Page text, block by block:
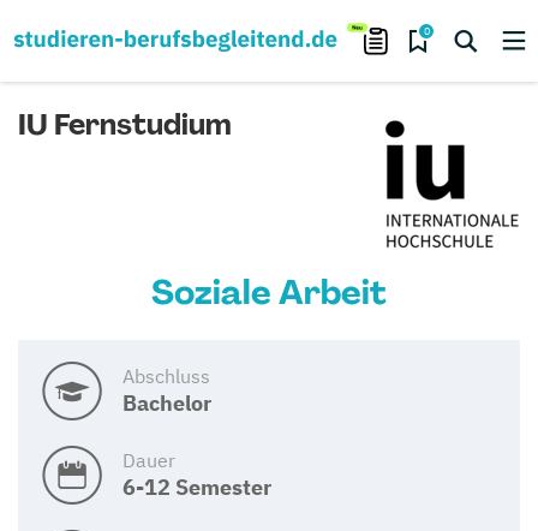
0
IU Fernstudium
Soziale Arbeit
Abschluss
Bachelor
Dauer
6-12 Semester